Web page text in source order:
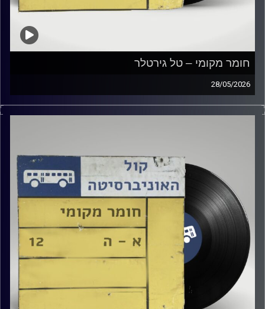
חומר מקומי – טל גירטלר
28/05/2026
שעה של מוזיקה ישראלית עם טל גירטלר